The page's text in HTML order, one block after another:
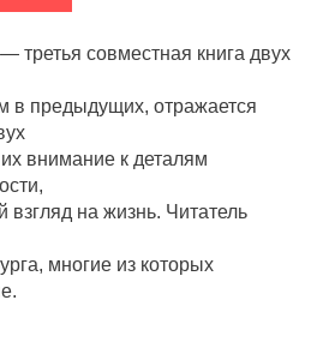
третья совместная книга двух
в предыдущих, отражается
внимание к деталям
на жизнь. Читатель
многие из которых